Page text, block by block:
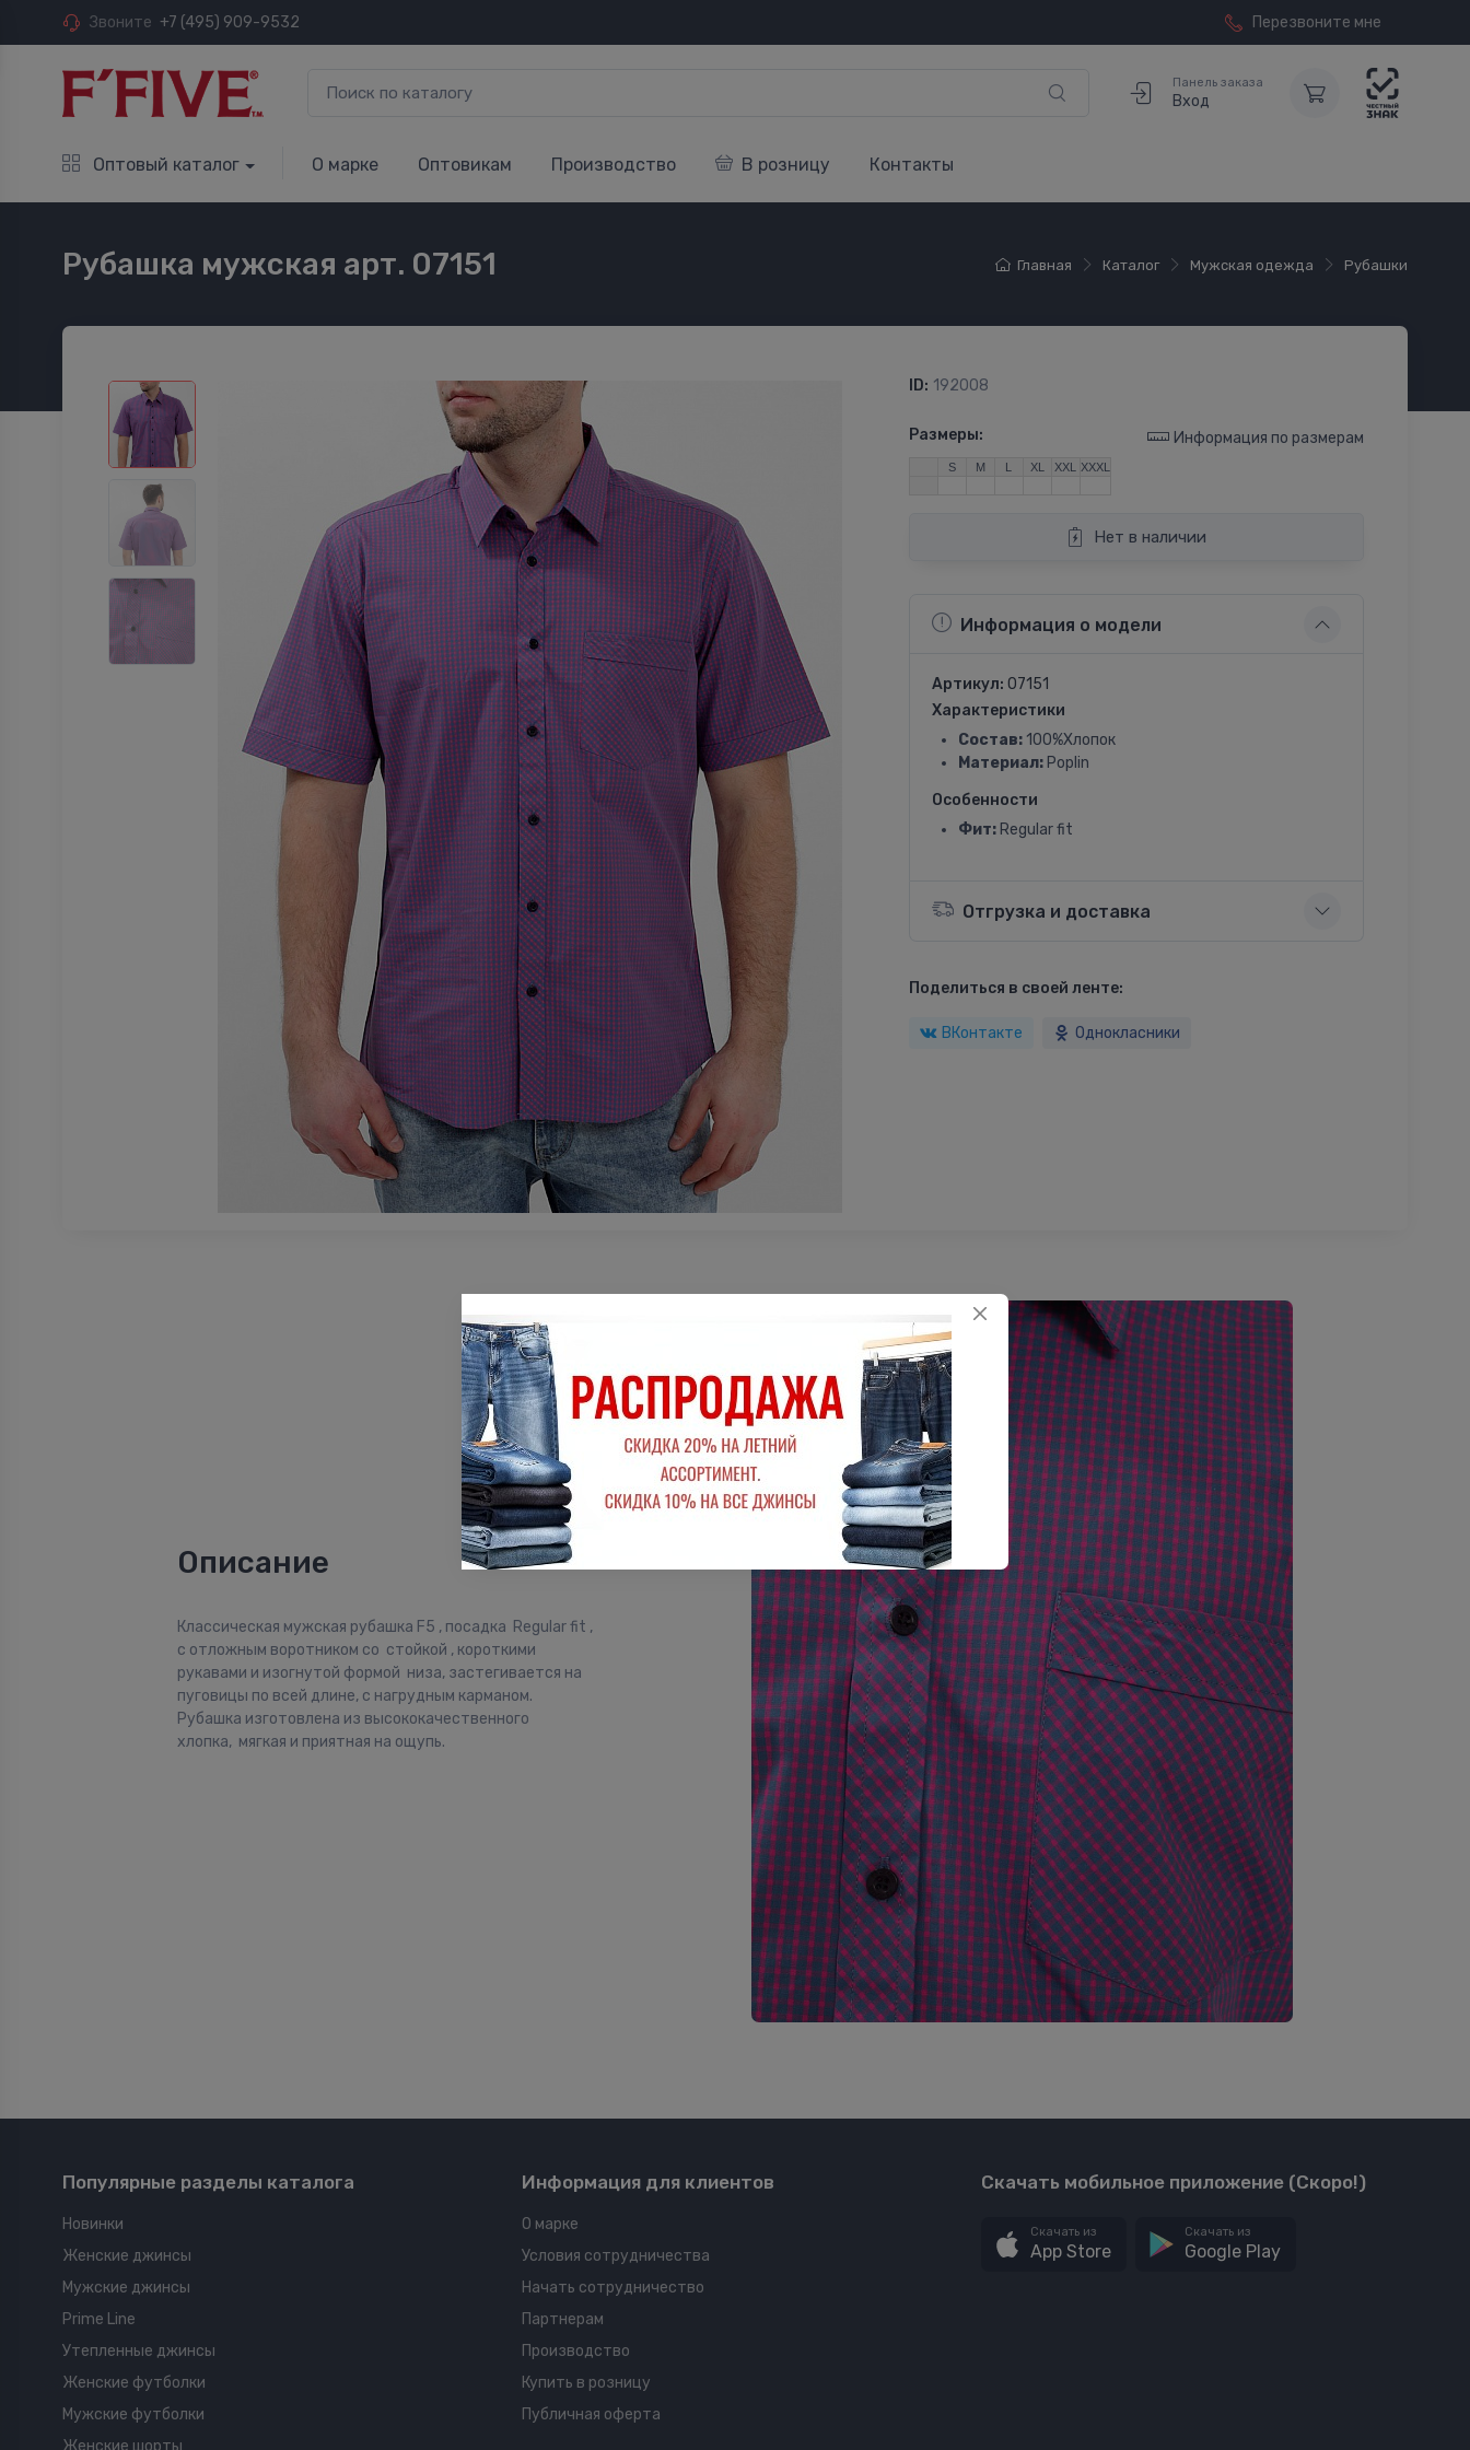
Звоните +7 (495) 909-9532 Перезвоните мне
Панель заказа
Вход
Оптовый каталог О марке Оптовикам Производство В розницу Контакты
Главная Каталог Мужская одежда Рубашки
Рубашка мужская арт. 07151
ID: 192008
Размеры: Информация по размерам
S M L XL XXL XXXL
Нет в наличии
Информация о модели
Артикул: 07151
Характеристики
Состав:100%Хлопок
Материал:Poplin
Особенности
Фит:Regular fit
Отгрузка и доставка
Поделиться в своей ленте:
ВКонтакте Однокласники
Описание
Классическая мужская рубашка F5 , посадка Regular fit ,
с отложным воротником со стойкой , короткими
рукавами и изогнутой формой низа, застегивается на
пуговицы по всей длине, с нагрудным карманом.
Рубашка изготовлена из высококачественного
хлопка, мягкая и приятная на ощупь.
Популярные разделы каталога
Новинки
Женские джинсы
Мужские джинсы
Prime Line
Утепленные джинсы
Женские футболки
Мужские футболки
Информация для клиентов
О марке
Условия сотрудничества
Начать сотрудничество
Партнерам
Производство
Купить в розницу
Публичная оферта
Скачать мобильное приложение (Скоро!)
Скачать из
App Store
Скачать из
Google Play